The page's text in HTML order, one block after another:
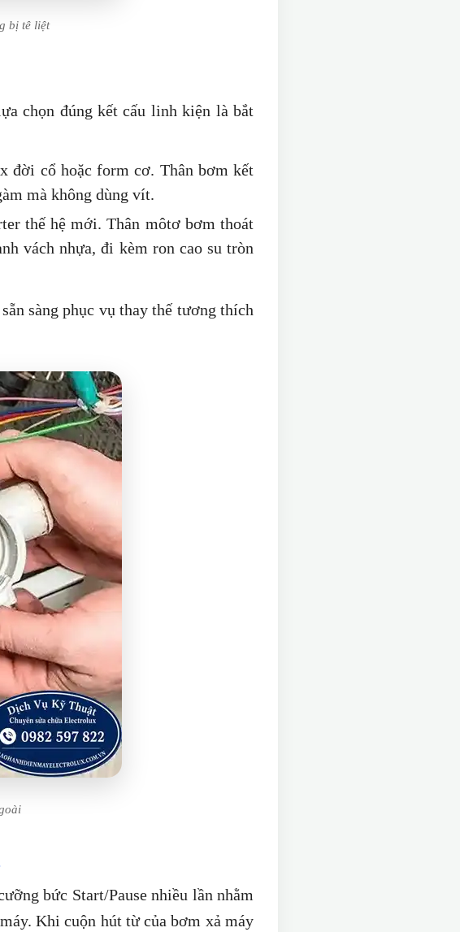
bị tê liệt
chọn đúng kết cấu linh kiện là bắt
đời cổ hoặc form cơ. Thân bơm kết
mà không dùng vít.
thế hệ mới. Thân môtơ bơm thoát
vách nhựa, đi kèm ron cao su tròn
sàng phục vụ thay thế tương thích
bức Start/Pause nhiều lần nhằm
Khi cuộn hút từ của bơm xả máy